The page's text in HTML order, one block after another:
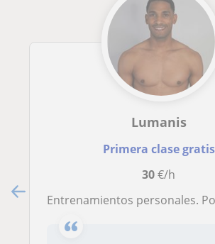
Lumanis
Primera clase gratis
30€/h
Entrenamientos personales. Pon tu cuerpo en forma sin salir de casa. Graduado en ciencias de